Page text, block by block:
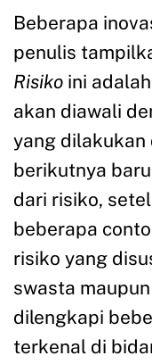
Beberapa
penulis
Risiko ini
akan diawali
yang dilakukan
berikutnya
dari risiko,
beberapa
risiko yang
swasta
dilengkapi
terkenal di